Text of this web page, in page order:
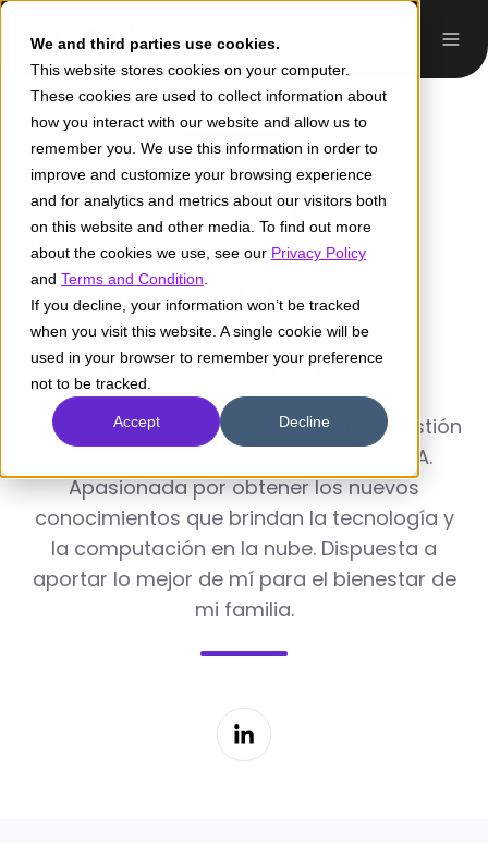
We and third parties use cookies.
This website stores cookies on your computer.
These cookies are used to collect information about
how you interact with our website and allow us to
remember you. We use this information in order to
improve and customize your browsing experience
and for analytics and metrics about our visitors both
on this website and other media. To find out more
about the cookies we use, see our Privacy Policy
and Terms and Condition
If you decline, your information won’t be tracked
when you visit this website. A single cookie will be
used in your browser to remember your preference
not to be tracked.
Accept Decline
Laura Ardila Giraldo
Técnica en Sistemas y tecnóloga en Gestión
de Redes de Datos. Egresada del SENA.
Apasionada por obtener los nuevos
conocimientos que brindan la tecnología y
la computación en la nube. Dispuesta a
aportar lo mejor de mí para el bienestar de
mi familia.